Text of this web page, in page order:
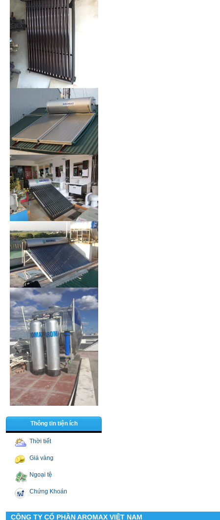
Thông tin tiện ích
Thời tiết
Giá vàng
Ngoại tệ
Chứng Khoán
CÔNG TY CỔ PHẦN AROMAX VIỆT NAM